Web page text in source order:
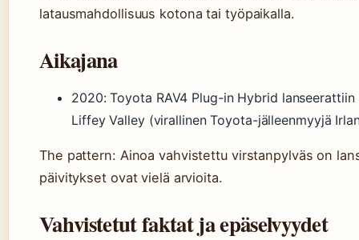
latausmahdollisuus kotona tai työpaikalla.
Aikajana
2020: Toyota RAV4 Plug-in Hybrid
Liffey Valley (virallinen Toyota-jälleenmyyjä
The pattern: Ainoa vahvistettu virstanpylväs on
päivitykset ovat vielä arvioita.
Vahvistetut faktat ja epäselvyydet